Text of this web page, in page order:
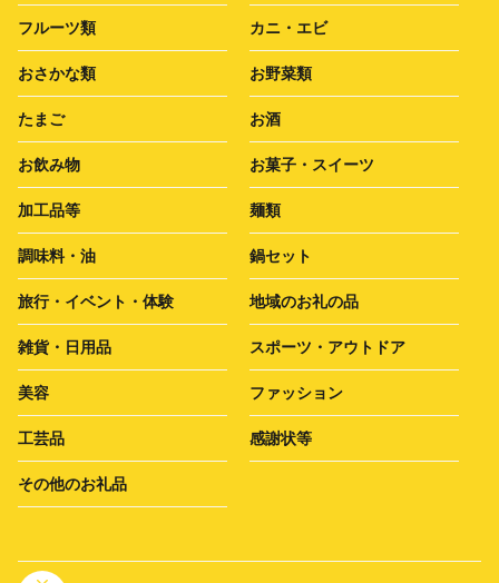
フルーツ類 カニ・エビ
おさかな類 お野菜類
たまご お酒
お飲み物 お菓子・スイーツ
加工品等 麺類
調味料・油 鍋セット
旅行・イベント・体験 地域のお礼の品
雑貨・日用品 スポーツ・アウトドア
美容 ファッション
工芸品 感謝状等
その他のお礼品